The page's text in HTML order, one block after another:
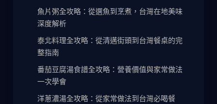
魚片粥全攻略：從選魚到烹煮，台灣在地美味
深度解析
泰北料理全攻略：從清邁街頭到台灣餐桌的完
整指南
番茄豆腐湯食譜全攻略：營養價值與家常做法
一次學會
洋蔥濃湯全攻略：從家常做法到台灣必喝餐